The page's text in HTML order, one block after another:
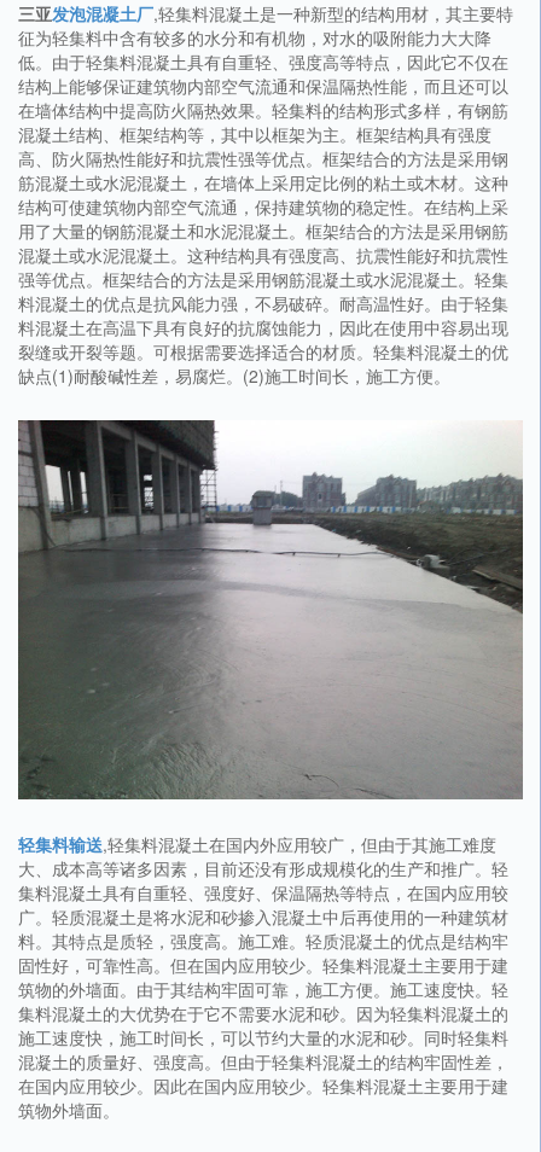
三亚发泡混凝土厂,轻集料混凝土是一种新型的结构用材，其主要特
征为轻集料中含有较多的水分和有机物，对水的吸附能力大大降
低。由于轻集料混凝土具有自重轻、强度高等特点，因此它不仅在
结构上能够保证建筑物内部空气流通和保温隔热性能，而且还可以
在墙体结构中提高防火隔热效果。轻集料的结构形式多样，有钢筋
混凝土结构、框架结构等，其中以框架为主。框架结构具有强度
高、防火隔热性能好和抗震性强等优点。框架结合的方法是采用钢
筋混凝土或水泥混凝土，在墙体上采用定比例的粘土或木材。这种
结构可使建筑物内部空气流通，保持建筑物的稳定性。在结构上采
用了大量的钢筋混凝土和水泥混凝土。框架结合的方法是采用钢筋
混凝土或水泥混凝土。这种结构具有强度高、抗震性能好和抗震性
强等优点。框架结合的方法是采用钢筋混凝土或水泥混凝土。轻集
料混凝土的优点是抗风能力强，不易破碎。耐高温性好。由于轻集
料混凝土在高温下具有良好的抗腐蚀能力，因此在使用中容易出现
裂缝或开裂等题。可根据需要选择适合的材质。轻集料混凝土的优
缺点(1)耐酸碱性差，易腐烂。(2)施工时间长，施工方便。
轻集料输送,轻集料混凝土在国内外应用较广，但由于其施工难度
大、成本高等诸多因素，目前还没有形成规模化的生产和推广。轻
集料混凝土具有自重轻、强度好、保温隔热等特点，在国内应用较
广。轻质混凝土是将水泥和砂掺入混凝土中后再使用的一种建筑材
料。其特点是质轻，强度高。施工难。轻质混凝土的优点是结构牢
固性好，可靠性高。但在国内应用较少。轻集料混凝土主要用于建
筑物的外墙面。由于其结构牢固可靠，施工方便。施工速度快。轻
集料混凝土的大优势在于它不需要水泥和砂。因为轻集料混凝土的
施工速度快，施工时间长，可以节约大量的水泥和砂。同时轻集料
混凝土的质量好、强度高。但由于轻集料混凝土的结构牢固性差，
在国内应用较少。因此在国内应用较少。轻集料混凝土主要用于建
筑物外墙面。